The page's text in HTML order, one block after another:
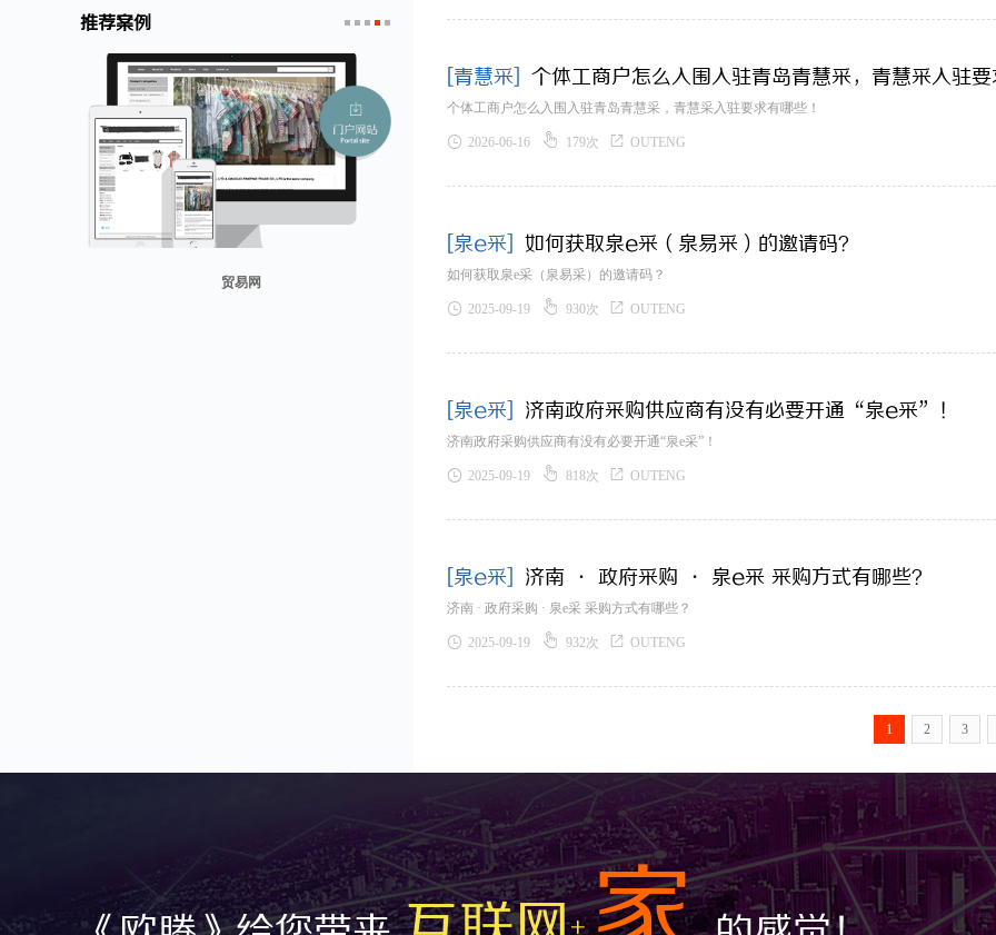
推荐案例
贸易网
1 2
[青慧采] 个体工商户怎么入围入驻青岛青慧采，青慧采入驻要
个体工商户怎么入围入驻青岛青慧采，青慧采入驻要求有哪些！
 2026-06-16  179次  OUTENG
[泉e采] 如何获取泉e采（泉易采）的邀请码？
如何获取泉e采（泉易采）的邀请码？
 2025-09-19  930次  OUTENG
[泉e采] 济南政府采购供应商有没有必要开通“泉e采”！
济南政府采购供应商有没有必要开通“泉e采”！
 2025-09-19  818次  OUTENG
[泉e采] 济南 · 政府采购 · 泉e采 采购方式有哪些？
济南 · 政府采购 · 泉e采 采购方式有哪些？
 2025-09-19  932次  OUTENG
1 2 3
+